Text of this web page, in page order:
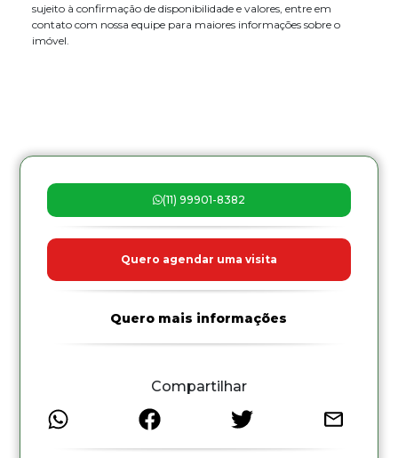
sujeito à confirmação de disponibilidade e valores, entre em
contato com nossa equipe para maiores informações sobre o
imóvel.
(11) 99901-8382
Quero agendar uma visita
Quero mais informações
Compartilhar